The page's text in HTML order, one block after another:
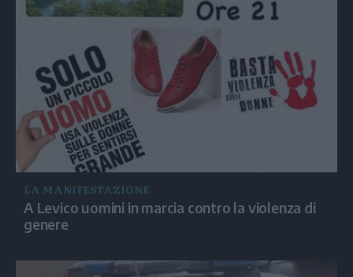
LA MANIFESTAZIONE
A Levico uomini in marcia contro la violenza di
genere